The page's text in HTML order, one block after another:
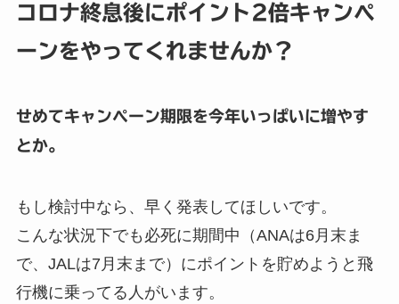
コロナ終息後にポイント2倍キャンペ
ーンをやってくれませんか？
せめてキャンペーン期限を今年いっぱいに増やす
とか。
もし検討中なら、早く発表してほしいです。
こんな状況下でも必死に期間中（ANAは6月末ま
で、JALは7月末まで）にポイントを貯めようと飛
行機に乗ってる人がいます。